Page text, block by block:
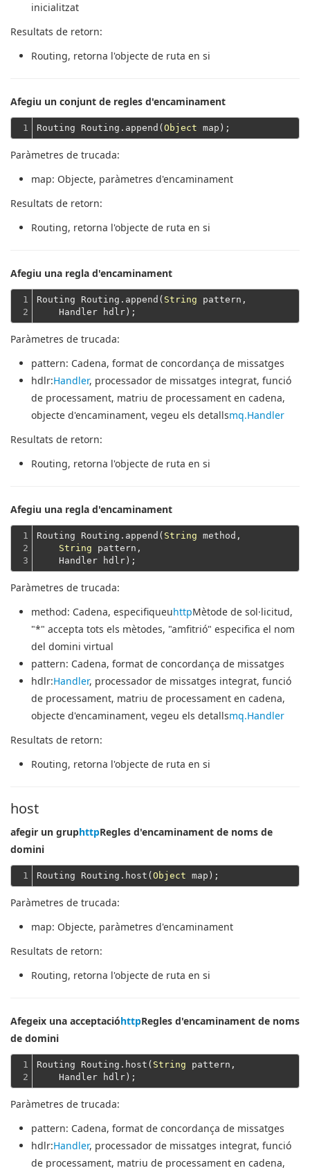
inicialitzat
Resultats de retorn:
Routing, retorna l'objecte de ruta en si
Afegiu un conjunt de regles d'encaminament
1 Routing Routing.append( Object
Paràmetres de trucada:
map: Objecte, paràmetres d'encaminament
Resultats de retorn:
Routing, retorna l'objecte de ruta en si
Afegiu una regla d'encaminament
1
2
Routing Routing.append( String pattern,
    Handler hdlr);
Paràmetres de trucada:
pattern: Cadena, format de concordança de missatges
hdlr:Handler, processador de missatges integrat, funció
de processament, matriu de processament en cadena,
objecte d'encaminament, vegeu els detallsmq.Handler
Resultats de retorn:
Routing, retorna l'objecte de ruta en si
Afegiu una regla d'encaminament
1
2
3
Routing Routing.append( String method,
String pattern,
    Handler hdlr);
Paràmetres de trucada:
method: Cadena, especifiqueuhttpMètode de sol·licitud,
"*" accepta tots els mètodes, "amfitrió" especifica el nom
del domini virtual
pattern: Cadena, format de concordança de missatges
hdlr:Handler, processador de missatges integrat, funció
de processament, matriu de processament en cadena,
objecte d'encaminament, vegeu els detallsmq.Handler
Resultats de retorn:
Routing, retorna l'objecte de ruta en si
host
afegir un gruphttpRegles d'encaminament de noms de
domini
1 Routing Routing.host( Object
Paràmetres de trucada:
map: Objecte, paràmetres d'encaminament
Resultats de retorn:
Routing, retorna l'objecte de ruta en si
Afegeix una acceptacióhttpRegles d'encaminament de noms
de domini
1
2
Routing Routing.host( String pattern,
    Handler hdlr);
Paràmetres de trucada:
pattern: Cadena, format de concordança de missatges
hdlr:Handler, processador de missatges integrat, funció
de processament, matriu de processament en cadena,